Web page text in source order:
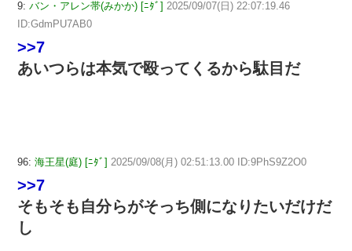
9: バン・アレン帯(みかか) [ﾆﾀﾞ] 2025/09/07(日) 22:07:19.46
ID:GdmPU7AB0
>>7
あいつらは本気で殴ってくるから駄目だ
96: 海王星(庭) [ﾆﾀﾞ] 2025/09/08(月) 02:51:13.00 ID:9PhS9Z2O0
>>7
そもそも自分らがそっち側になりたいだけだ
し